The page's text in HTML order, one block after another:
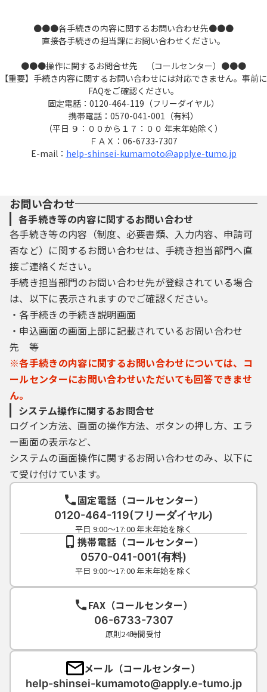
●●●各手続きの内容に関するお問い合わせ先●●●
直接各手続きの担当課にお問い合わせください。
●●●操作に関するお問合せ先 （コールセンター）●●●
【重要】手続き内容に関するお問い合わせには対応できません。事前に
FAQをご確認ください。
固定電話：0120-464-119（フリーダイヤル）
携帯電話：0570-041-001（有料）
（平日 ９：００から１７：００ 年末年始除く）
ＦＡＸ：06-6733-7307
E-mail： help-shinsei-kumamoto@apply.e-tumo.jp
お問い合わせ
各手続き等の内容に関するお問い合わせ
各手続き等の内容（制度、必要書類、入力内容、申請可
否など）に関するお問い合わせは、手続き担当部門へ直
接ご連絡ください。
手続き担当部門のお問い合わせ先が登録されている場合
は、以下に表示されますのでご確認ください。
・各手続きの手続き説明画面
・申込画面の画面上部に記載されているお問い合わせ
先 等
※各手続きの内容に関するお問い合わせについては、コ
ールセンターにお問い合わせいただいても回答できませ
ん。
システム操作に関するお問合せ
ログイン方法、画面の操作方法、ボタンの押し方、エラ
ー画面の表示など、
システムの画面操作に関するお問い合わせのみ、以下に
て受け付けています。
固定電話（コールセンター）
0120-464-119(フリーダイヤル)
平日 9:00～17:00 年末年始を除く
携帯電話（コールセンター）
0570-041-001(有料)
平日 9:00～17:00 年末年始を除く
FAX（コールセンター）
06-6733-7307
原則24時間受付
メール（コールセンター）
help-shinsei-kumamoto@apply.e-tumo.jp